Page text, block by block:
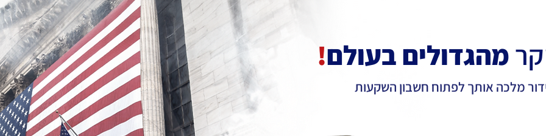
מהגדולים בעולם!
מלכה אותך לפתוח חשבון השקעות